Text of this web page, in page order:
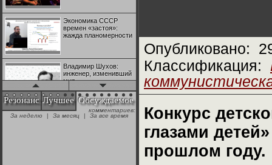
Экономика СССР
времен «застоя»:
жажда планомерности
Владимир Шухов:
инженер, изменивший
мир
"Аркадий Коц" на
эгалите-фесте "Не
Резонанс Лучшее Обсуждаемое
комментариев:
За неделю
| За месяц | За все время
Опубликовано:
Классификация:
Конкурс
глазами
прошлом году.